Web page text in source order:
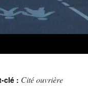
clé : Cité ouvrière